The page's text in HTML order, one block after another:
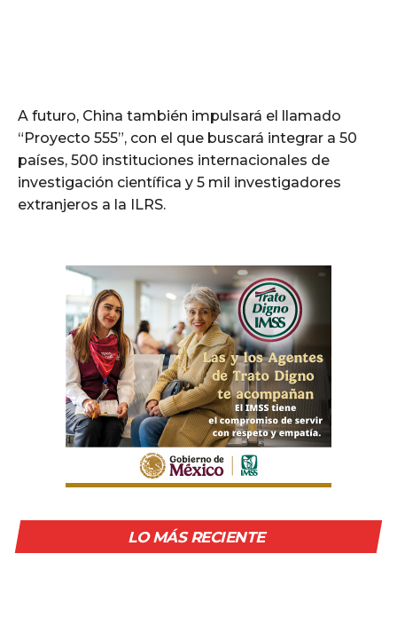
A futuro, China también impulsará el llamado
“Proyecto 555”, con el que buscará integrar a 50
países, 500 instituciones internacionales de
investigación científica y 5 mil investigadores
extranjeros a la ILRS.
LO MÁS RECIENTE